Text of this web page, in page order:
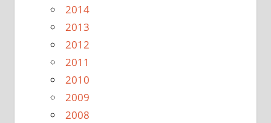
2014
2013
2012
2011
2010
2009
2008